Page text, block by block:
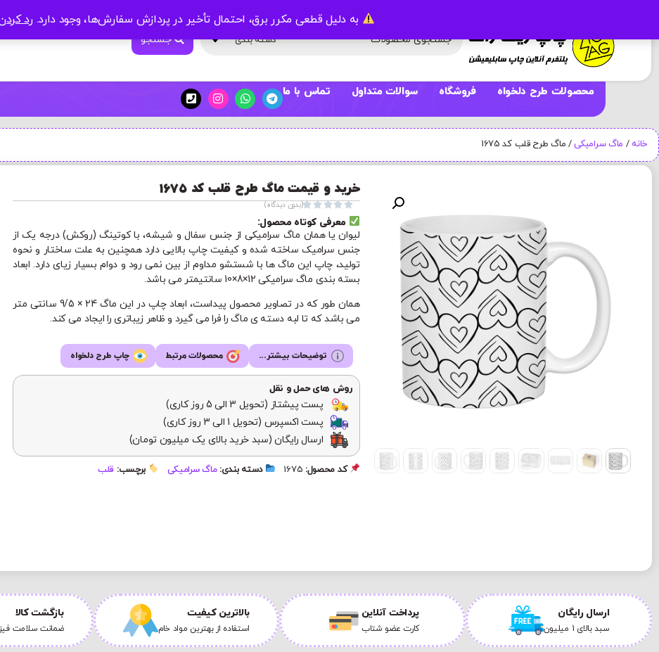
به دلیل قطعی مکرر برق، احتمال تأخیر در پردازش سفارش‌ها، وجود دارد. رد
دسته بندی جستجو
محصولات طرح دلخواه فروشگاه سوالات متداول تماس با ما
خانه / ماگ سرامیکی/ ماگ طرح قلب کد 1675
خرید و قیمت ماگ طرح قلب کد 1675




(بدون دیدگاه)
معرفی کوتاه محصول:
لیوان یا همان ماگ سرامیکی از جنس سفال و شیشه، با کوتینگ (روکش) درجه یک از
جنس سرامیک ساخته شده و کیفیت چاپ بالایی دارد همچنین به علت ساختار و نحوه
تولید، چاپ این ماگ ها با شستشو مداوم از بین نمی رود و دوام بسیار زیای دارد. ابعاد
بسته بندی ماگ سرامیکی 12×8×10 سانتیمتر می باشد.
همان طور که در تصاویر محصول پیداست، ابعاد چاپ در این ماگ 24 × 9/5 سانتی متر
می باشد که تا لبه دسته ی ماگ را فرا می گیرد و ظاهر زیباتری را ایجاد می کند.
توضیحات بیشتر... محصولات مرتبط چاپ طرح دلخواه
روش های حمل و نقل
پست پیشتاز (تحویل 3 الی 5 روز کاری)
پست اکسپرس (تحویل 1 الی 3 روز کاری)
ارسال رایگان (سبد خرید بالای یک میلیون تومان)
کد محصول: 1675 دسته بندی: ماگ سرامیکی برچسب: قلب
ارسال رایگان
سبد بالای 1 میلیون
پرداخت آنلاین
کارت عضو شتاب
بالاترین کیفیت
استفاده از بهترین مواد خام
بازگشت کالا
ضمانت سلامت